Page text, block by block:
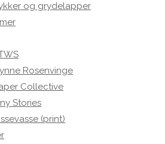
og grydelapper
Rosenvinge
Collective
Stories
(print)